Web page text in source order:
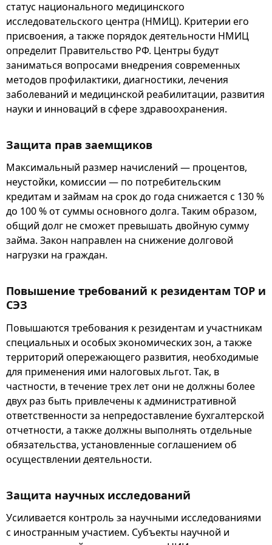
статус национального медицинского
исследовательского центра (НМИЦ). Критерии его
присвоения, а также порядок деятельности НМИЦ
определит Правительство РФ. Центры будут
заниматься вопросами внедрения современных
методов профилактики, диагностики, лечения
заболеваний и медицинской реабилитации, развития
науки и инноваций в сфере здравоохранения.
Защита прав заемщиков
Максимальный размер начислений — процентов,
неустойки, комиссии — по потребительским
кредитам и займам на срок до года снижается с 130 %
до 100 % от суммы основного долга. Таким образом,
общий долг не сможет превышать двойную сумму
займа. Закон направлен на снижение долговой
нагрузки на граждан.
Повышение требований к резидентам ТОР и
СЭЗ
Повышаются требования к резидентам и участникам
специальных и особых экономических зон, а также
территорий опережающего развития, необходимые
для применения ими налоговых льгот. Так, в
частности, в течение трех лет они не должны более
двух раз быть привлечены к административной
ответственности за непредоставление бухгалтерской
отчетности, а также должны выполнять отдельные
обязательства, установленные соглашением об
осуществлении деятельности.
Защита научных исследований
Усиливается контроль за научными исследованиями
с иностранным участием. Субъекты научной и